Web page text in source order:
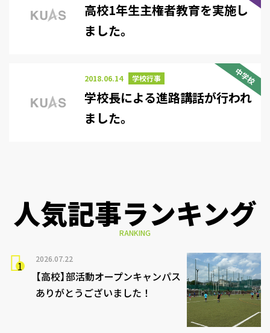
高校1年生主権者教育を実施し
ました。
中学校
2018.06.14 学校行事
学校長による進路講話が行われ
ました。
人気記事ランキング
RANKING
2026.07.22
【高校】部活動オープンキャンパス
ありがとうございました！